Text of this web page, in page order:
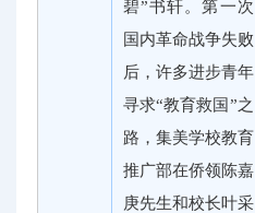
碧”书轩。第一次
国内革命战争失败
后，许多进步青年
寻求“教育救国”之
路，集美学校教育
推广部在侨领陈嘉
庚先生和校长叶采